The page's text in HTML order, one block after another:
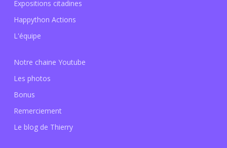
Expositions citadines
Happython Actions
L'équipe
Notre chaine Youtube
Les photos
Bonus
Remerciement
Le blog de Thierry